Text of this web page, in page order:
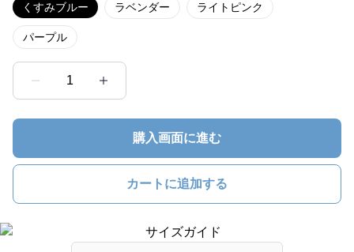
くすみブルー ラベンダー ライトピンク
パープル
1
購入画面に進む
カートに追加する